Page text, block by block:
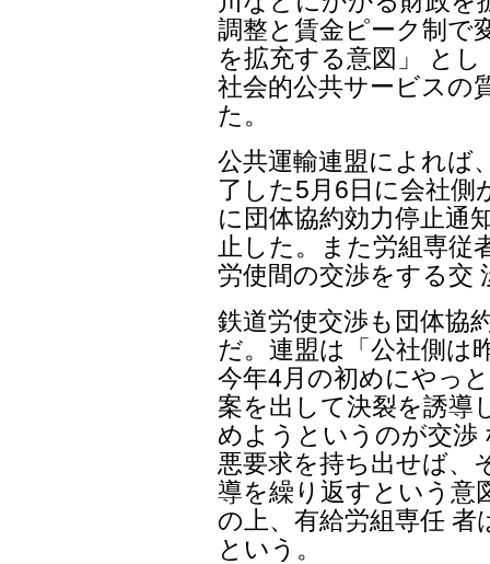
調整と賃金ピーク制で
を拡充する意図」 と
社会的公共サービスの
た。
公共運輸連盟によれば
了した5月6日に会社
に団体協約効力停止通
止した。また労組専従
労使間の交渉をする交
鉄道労使交渉も団体協
だ。連盟は「公社側は
今年4月の初めにやっ
案を出して決裂を誘導
めようというのが交渉
悪要求を持ち出せば、
導を繰り返すという意
の上、有給労組専任
という。